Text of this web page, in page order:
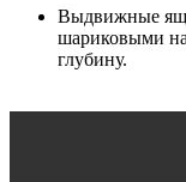
Выдвижные
шариковыми
глубину.